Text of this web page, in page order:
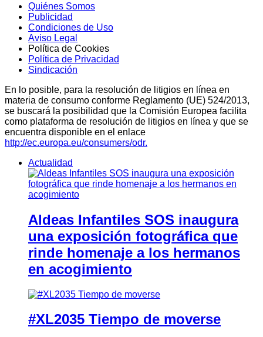
Quiénes Somos
Publicidad
Condiciones de Uso
Aviso Legal
Política de Cookies
Política de Privacidad
Sindicación
En lo posible, para la resolución de litigios en línea en
materia de consumo conforme Reglamento (UE) 524/2013,
se buscará la posibilidad que la Comisión Europea facilita
como plataforma de resolución de litigios en línea y que se
encuentra disponible en el enlace
http://ec.europa.eu/consumers/odr.
Actualidad
Aldeas Infantiles SOS inaugura
una exposición fotográfica que
rinde homenaje a los hermanos
en acogimiento
#XL2035 Tiempo de moverse